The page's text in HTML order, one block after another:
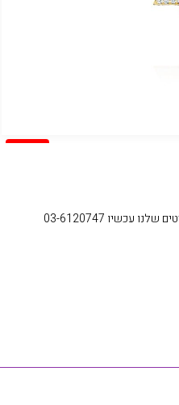
SALE
עכשיו 03-6120747